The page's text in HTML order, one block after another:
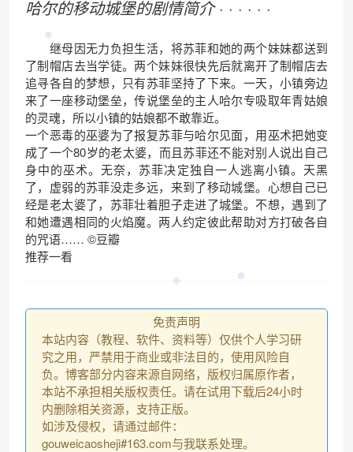
❆
哈尔的移动城堡的剧情简介· · · · · ·
继母因无力负担生活，将苏菲和她的两个妹妹都送到
了制帽店去当学徒。两个妹妹很快先后就离开了制帽店去
追寻各自的梦想，只有苏菲坚持了下来。一天，小镇旁边
来了一座移动堡垒，传说堡垒的主人哈尔专吸取年青姑娘
的灵魂，所以小镇的姑娘都不敢靠近。
一个恶毒的巫婆为了报复苏菲与哈尔见面，用巫术把她变
成了一个80岁的老太婆，而且苏菲还不能对别人说出自己
身中的巫术。无奈，苏菲决定独自一人逃离小镇。天黑
了，虚弱的苏菲没走多远，来到了移动城堡。心想自己已
经是老太婆了，苏菲壮着胆子走进了城堡。不想，遇到了
和她遭遇相同的火焰魔。两人约定彼此帮助对方打破各自
的咒语…… ©豆瓣
推荐一看
免责声明
本站内容（教程、软件、资料等）仅供个人学习研
究之用，严禁用于商业或非法目的，使用风险自
负。博客部分内容来源自网络，版权归属原作者，
本站不承担相关版权责任。请在试用下载后24小时
内删除相关资源，支持正版。
如涉及侵权，请通过邮件：
gouweicaosheji#163.com与我联系处理。